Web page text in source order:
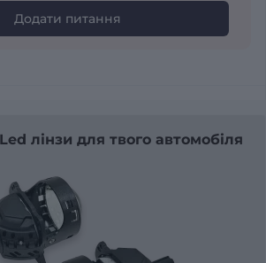
Додати питання
лінзи для твого автомобіля